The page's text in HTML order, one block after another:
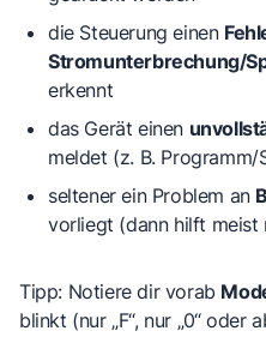
die Steuerung einen
Stromunterbrechung/
erkennt
das Gerät einen
meldet (z. B.
seltener ein Problem an
vorliegt (dann hilft meist
Tipp: Notiere dir vorab
blinkt (nur „F“, nur „0“ oder